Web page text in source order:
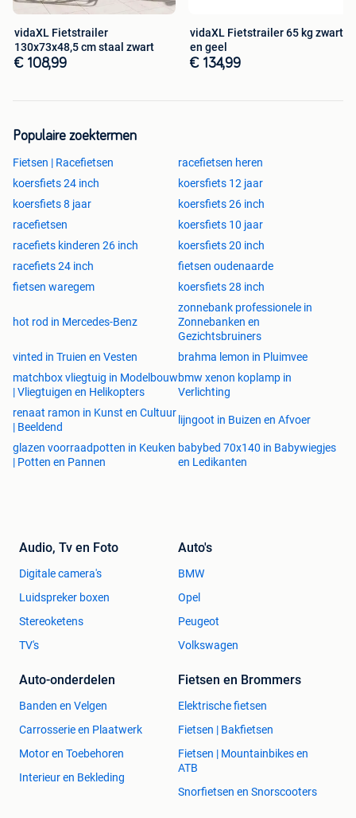
1 x fiets
EAN: 8721359321951
SKU: 42009745
Brand: vidaXL
Waarom shoppen bij vidaXL?
vidaXL biedt alles wat u nodig heeft voor in uw dagelijks
leven, zoals producten voor uw woonkamer, slaapkamer,
tuinmeubelen en gereedschappen, alsmede
gespecialiseerde producten zoals fotografie, fitness en
benodigdheden voor de auto.
Gratis verzending
Voordelig huismerk
Uitgebreid assortiment op voorraad
Retourneren kan binnen 30 dagen
Ontdek dit product nu op onze website!
vidaXL Fietstrailer
130x73x48,5 cm staal zwart
€ 108,99
vidaXL Fietstrailer 65 kg zwart
en geel
€ 134,99
Populaire zoektermen
Fietsen | Racefietsen
racefietsen heren
koersfiets 24 inch
koersfiets 12 jaar
koersfiets 8 jaar
koersfiets 26 inch
racefietsen
koersfiets 10 jaar
racefiets kinderen 26 inch
koersfiets 20 inch
racefiets 24 inch
fietsen oudenaarde
fietsen waregem
koersfiets 28 inch
hot rod in Mercedes-Benz
zonnebank professionele in
Zonnebanken en
Gezichtsbruiners
vinted in Truien en Vesten
brahma lemon in Pluimvee
matchbox vliegtuig in Modelbouw
| Vliegtuigen en Helikopters
bmw xenon koplamp in
Verlichting
renaat ramon in Kunst en Cultuur
| Beeldend
lijngoot in Buizen en Afvoer
glazen voorraadpotten in Keuken
| Potten en Pannen
babybed 70x140 in Babywiegjes
en Ledikanten
Audio, Tv en Foto
Digitale camera's
Luidspreker boxen
Stereoketens
TV's
Auto's
BMW
Opel
Peugeot
Volkswagen
Auto-onderdelen
Banden en Velgen
Carrosserie en Plaatwerk
Motor en Toebehoren
Interieur en Bekleding
Fietsen en Brommers
Elektrische fietsen
Fietsen | Bakfietsen
Fietsen | Mountainbikes en
ATB
Snorfietsen en Snorscooters